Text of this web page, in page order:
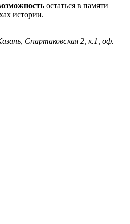
остаться в памяти
истории.
Спартаковская 2, к.1, оф.